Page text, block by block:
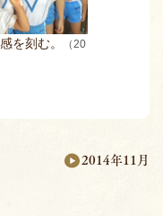
を刻む。
（20
2014年11月